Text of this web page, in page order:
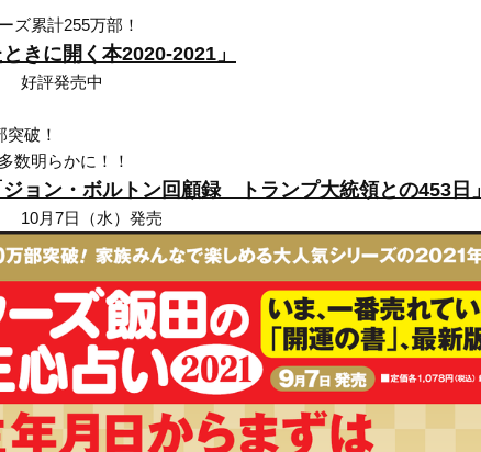
ズ累計255万部！
きに開く本2020-2021」
好評発売中
破！
数明らかに！！
ョン・ボルトン回顧録 トランプ大統領との453日」
10月7日（水）発売